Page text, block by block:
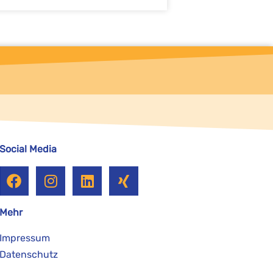
Social Media
Mehr
Impressum
Datenschutz